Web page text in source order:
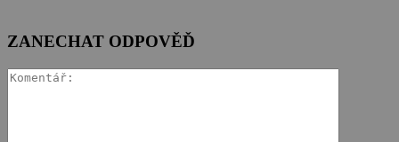
ZANECHAT ODPOVĚĎ